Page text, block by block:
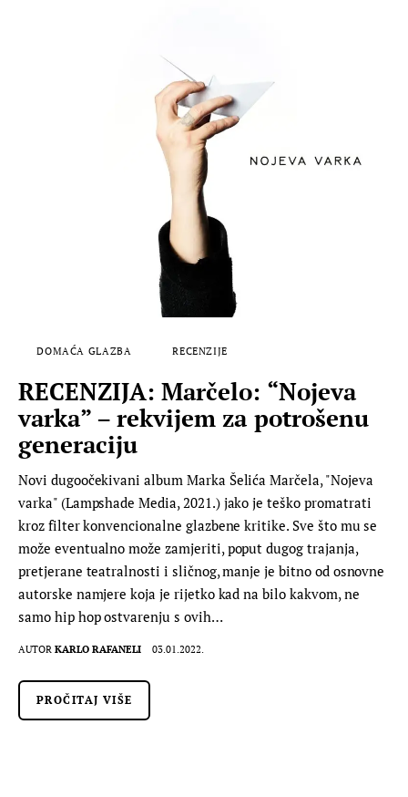
DOMAĆA GLAZBA RECENZIJE
RECENZIJA: Marčelo: “Nojeva
varka” – rekvijem za potrošenu
generaciju
Novi dugoočekivani album Marka Šelića Marčela, "Nojeva
varka" (Lampshade Media, 2021.) jako je teško promatrati
kroz filter konvencionalne glazbene kritike. Sve što mu se
može eventualno može zamjeriti, poput dugog trajanja,
pretjerane teatralnosti i sličnog, manje je bitno od osnovne
autorske namjere koja je rijetko kad na bilo kakvom, ne
samo hip hop ostvarenju s ovih…
AUTOR KARLO RAFANELI 03.01.2022.
PROČITAJ VIŠE